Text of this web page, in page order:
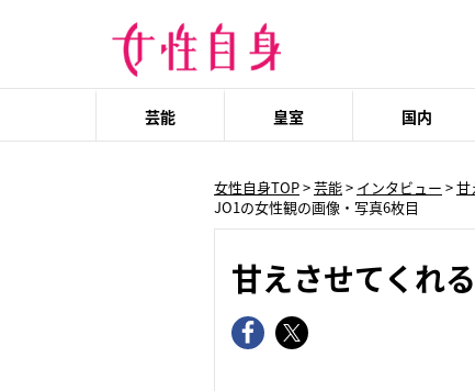
芸能 皇室 国内
女性自身TOP>芸能> インタビュー >甘
JO1の女性観の画像・写真6枚目
甘えさせてくれ